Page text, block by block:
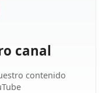
canal
contenido